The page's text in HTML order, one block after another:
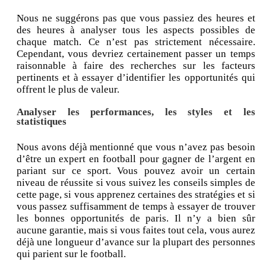
Nous ne suggérons pas que vous passiez des heures et
des heures à analyser tous les aspects possibles de
chaque match. Ce n’est pas strictement nécessaire.
Cependant, vous devriez certainement passer un temps
raisonnable à faire des recherches sur les facteurs
pertinents et à essayer d’identifier les opportunités qui
offrent le plus de valeur.
Analyser les performances, les styles et les
statistiques
Nous avons déjà mentionné que vous n’avez pas besoin
d’être un expert en football pour gagner de l’argent en
pariant sur ce sport. Vous pouvez avoir un certain
niveau de réussite si vous suivez les conseils simples de
cette page, si vous apprenez certaines des stratégies et si
vous passez suffisamment de temps à essayer de trouver
les bonnes opportunités de paris. Il n’y a bien sûr
aucune garantie, mais si vous faites tout cela, vous aurez
déjà une longueur d’avance sur la plupart des personnes
qui parient sur le football.